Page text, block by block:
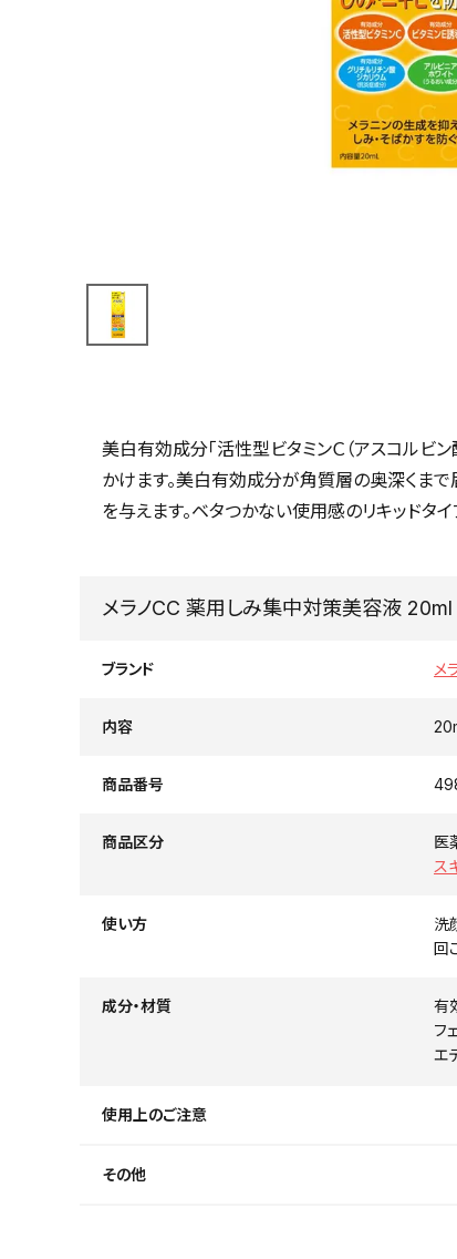
美白有効成分「活性型ビタミンＣ（アスコルビ
かけます。美白有効成分が角質層の奥深くまで
を与えます。ベタつかない使用感のリキッドタ
メラノCC 薬用しみ集中対策美容液 20ml
ブランド メ
内容
商品番号
商品区分
医
ス
使い方
洗
回
成分・材質
有
フ
エ
使用上のご注意
その他